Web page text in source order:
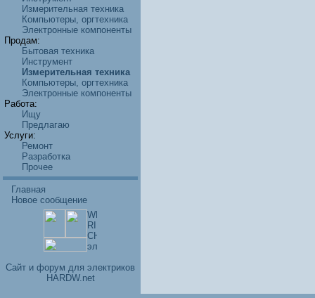
Измерительная техника
Компьютеры, оргтехника
Электронные компоненты
Продам:
Бытовая техника
Инструмент
Измерительная техника
Компьютеры, оргтехника
Электронные компоненты
Работа:
Ищу
Предлагаю
Услуги:
Ремонт
Разработка
Прочее
Главная
Новое сообщение
Cайт и форум для электриков
HARDW.net